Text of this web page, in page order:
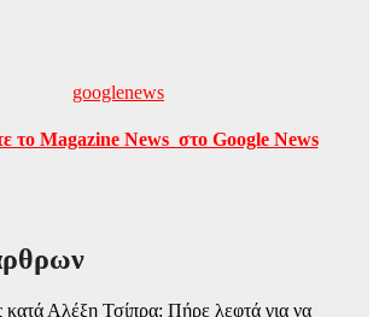
το Magazine News στο Google News
κατά Αλέξη Τσίπρα: Πήρε λεφτά για να